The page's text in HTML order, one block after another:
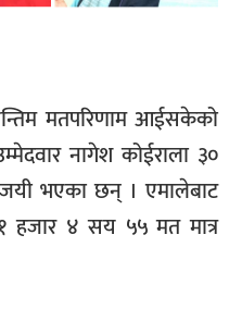
मतपरिणाम आईसकेको
नागेश कोईराला ३०
भएका छन् । एमालेबाट
हजार ४ सय ५५ मत मात्र